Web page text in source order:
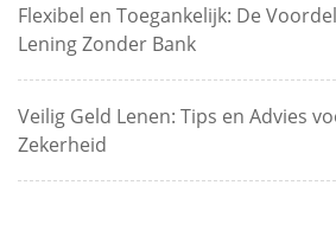
Flexibel en Toegankelijk: De
Lening Zonder Bank
Veilig Geld Lenen: Tips en Advies
Zekerheid